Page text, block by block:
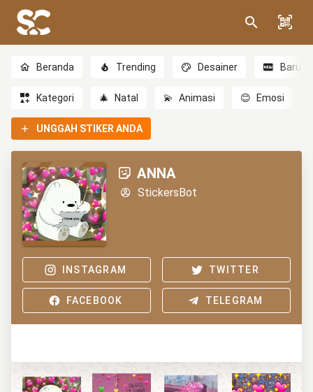
Beranda Trending Desainer Baru
Kategori 🎄 Natal 💫 Animasi 😊 Emosi
UNGGAH STIKER ANDA
ANNA
StickersBot
INSTAGRAM TWITTER
FACEBOOK TELEGRAM